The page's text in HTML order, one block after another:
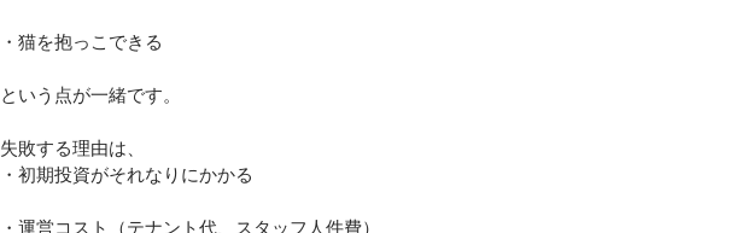
・猫を抱っこできる
という点が一緒です。
失敗する理由は、
・初期投資がそれなりにかかる
・運営コスト（テナント代、スタッフ人件費）